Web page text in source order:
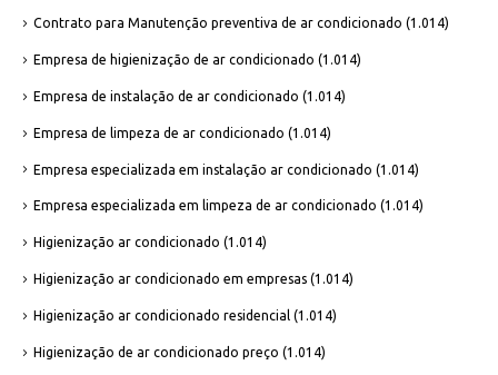
Contrato para Manutenção preventiva de ar condicionado (1.014)
Empresa de higienização de ar condicionado (1.014)
Empresa de instalação de ar condicionado (1.014)
Empresa de limpeza de ar condicionado (1.014)
Empresa especializada em instalação ar condicionado (1.014)
Empresa especializada em limpeza de ar condicionado (1.014)
Higienização ar condicionado (1.014)
Higienização ar condicionado em empresas (1.014)
Higienização ar condicionado residencial (1.014)
Higienização de ar condicionado preço (1.014)